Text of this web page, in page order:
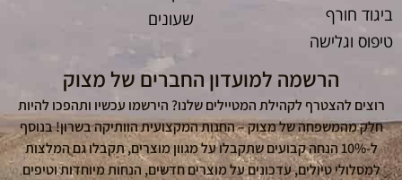
ביגוד חורף
טיפוס וגלישה
שעונים
הרשמה למועדון החברים של מצוק
רוצים להצטרף לקהילת המטיילים שלנו? הירשמו עכשיו ותהפכו להיות
חלק מהמשפחה של מצוק – החנות המקצועית הוותיקה בשרון! בנוסף
ל-10% הנחה קבועים שתקבלו על מגוון מוצרים, תקבלו גם המלצות
למסלולי טיולים, עדכונים על מוצרים חדשים, הנחות מיוחדות וטיפים